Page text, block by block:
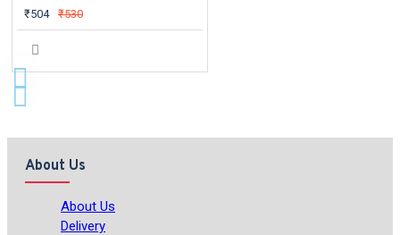
₹504 ₹530
About Us
About Us
Delivery